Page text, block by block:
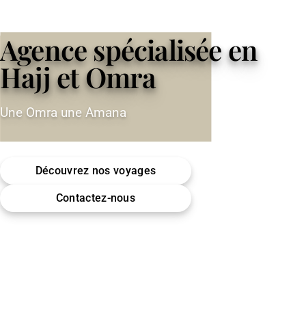
Agence spécialisée en
Hajj et Omra
Une Omra une Amana
Découvrez nos voyages
Contactez-nous
Omra (Umrah) · Hajj
Encadrement & accompagnement